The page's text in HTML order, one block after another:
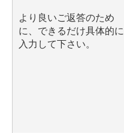
より良いご返答のため
に、できるだけ具体的に
入力して下さい。